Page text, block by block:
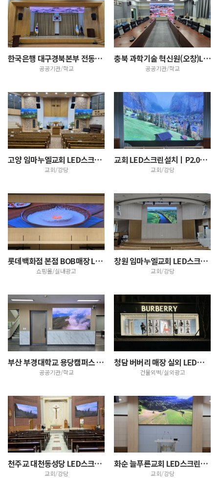
한국은행 대구경북본부 전동엘리베이션 LED스크린 설치
공공기관/학교
충북 과학기술 혁신원(오창)LED스크린 설치
공공기관/학교
고양 임마누엘교회 LED스크린 설치
교회/강당
교회 LED스크린설치ㅣP2.0mm 4480x2720 대…
교회/강당
롯데백화점 본점 BOB매장 LED스크린설치
쇼핑몰/실내광고
창원 임마누엘교회 LED스크린 설치
교회/강당
부산 부경대학교 용당캠퍼스 본관 로비LED스크린 설치
공공기관/학교
청담 버버리 매장 실외 LED스크린 설치
건물외벽/실외광고
천주교 대천동성당 LED스크린 설치
교회/강당
화순 늘푸른교회 LED스크린설치(광주지사)
교회/강당